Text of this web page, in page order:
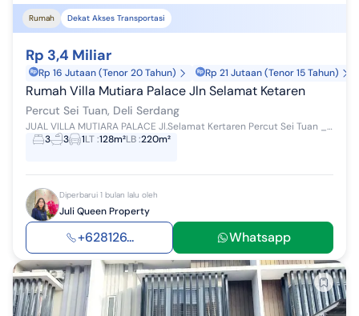
Rumah Dekat Akses Transportasi
Rp 3,4 Miliar
Rp 16 Jutaan (Tenor 20 Tahun) Rp 21 Jutaan (Tenor 15 Tahun)
Rumah Villa Mutiara Palace Jln Selamat Ketaren
Percut Sei Tuan, Deli Serdang
JUAL VILLA MUTIARA PALACE Jl.Selamat Kertaren Percut Sei Tuan ______________________ Jual : 3.400.000.000 ______________________ Spesifikasi: ...
3
3 1LT:128m²LB:220m²
Diperbarui 1 bulan lalu oleh
Juli Queen Property
+628126... Whatsapp